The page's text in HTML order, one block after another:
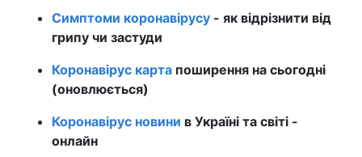
Симптоми коронавірусу - як відрізнити від
грипу чи застуди
Коронавірус карта поширення на сьогодні
(оновлюється)
Коронавірус новини в Україні та світі -
онлайн